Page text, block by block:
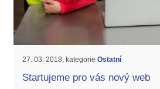
27. 03. 2018, kategorie Ostatní
Startujeme pro vás nový web